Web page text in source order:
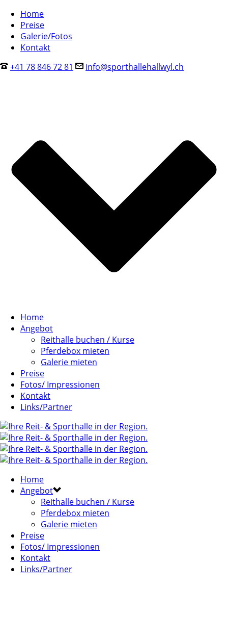
Home
Preise
Galerie/Fotos
Kontakt
+41 78 846 72 81
info@sporthallehallwyl.ch
Home
Angebot
Reithalle buchen / Kurse
Pferdebox mieten
Galerie mieten
Preise
Fotos/ Impressionen
Kontakt
Links/Partner
Home
Angebot
Reithalle buchen / Kurse
Pferdebox mieten
Galerie mieten
Preise
Fotos/ Impressionen
Kontakt
Links/Partner